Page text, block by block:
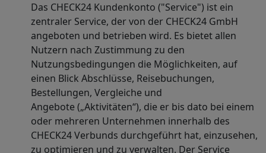
Das CHECK24 Kundenkonto ("Service") ist ein
zentraler Service, der von der CHECK24 GmbH
angeboten und betrieben wird. Es bietet allen
Nutzern nach Zustimmung zu den
Nutzungsbedingungen die Möglichkeiten, auf
einen Blick Abschlüsse, Reisebuchungen,
Bestellungen, Vergleiche und
Angebote („Aktivitäten“), die er bis dato bei einem
oder mehreren Unternehmen innerhalb des
CHECK24 Verbunds durchgeführt hat, einzusehen,
zu optimieren und zu verwalten. Der Service